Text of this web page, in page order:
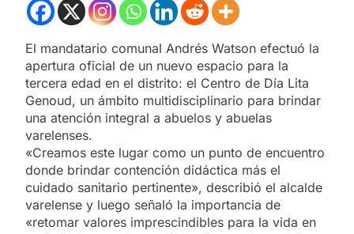
El mandatario comunal Andrés Watson efectuó la
apertura oficial de un nuevo espacio para la
tercera edad en el distrito: el Centro de Día Lita
Genoud, un ámbito multidisciplinario para brindar
una atención integral a abuelos y abuelas
varelenses.
«Creamos este lugar como un punto de encuentro
donde brindar contención didáctica más el
cuidado sanitario pertinente», describió el alcalde
varelense y luego señaló la importancia de
«retomar valores imprescindibles para la vida en